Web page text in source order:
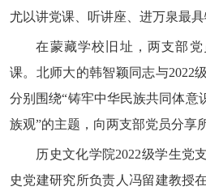
尤以讲党课、听讲座、进万泉最具
在蒙藏学校旧址，两支部党
课。北师大的韩智颖同志与2022
分别围绕“铸牢中华民族共同体意
族观”的主题，向两支部党员分享
历史文化学院2022级学生党
史党建研究所负责人冯留建教授